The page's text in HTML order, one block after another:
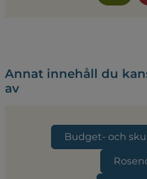
Annat innehåll du
av
Budget- och